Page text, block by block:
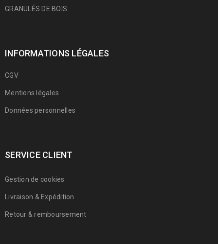
GRANULÉS DE BOIS
INFORMATIONS LÉGALES
CGV
Mentions légales
Données personnelles
SERVICE CLIENT
Gestion de cookies
Livraison & Expédition
Retour & remboursement